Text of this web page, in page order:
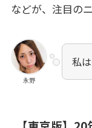
などが、注目の
永野
私